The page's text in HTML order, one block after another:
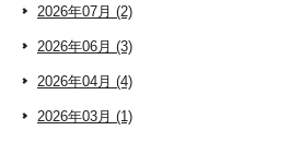
2026年07月 (2)
2026年06月 (3)
2026年04月 (4)
2026年03月 (1)